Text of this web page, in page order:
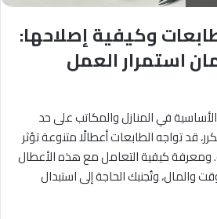
وكيفية إصلاحها:
استمرار العمل
في المنازل والمكاتب على حد
قد تواجه الطابعات أعطالًا متنوعة تؤثر
ومعرفة كيفية التعامل مع هذه الأعطال
والمال، وتُجنبك الحاجة إلى استبدال